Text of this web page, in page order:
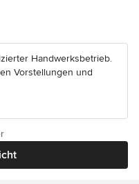
5 Sternen
Handwerksbetrieb.
Vorstellungen und